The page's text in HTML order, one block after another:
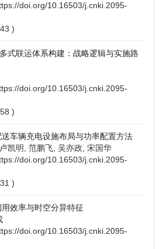
doi.org/10.16503/j.cnki.2095-
43 )
式联运体系构建：战略逻辑与实施路
doi.org/10.16503/j.cnki.2095-
58 )
车辆充电设施布局与功率配置方法
凯明, 范鹏飞, 吴亦政, 宋国华
doi.org/10.16503/j.cnki.2095-
31 )
效率与时空分异特征
doi.org/10.16503/j.cnki.2095-